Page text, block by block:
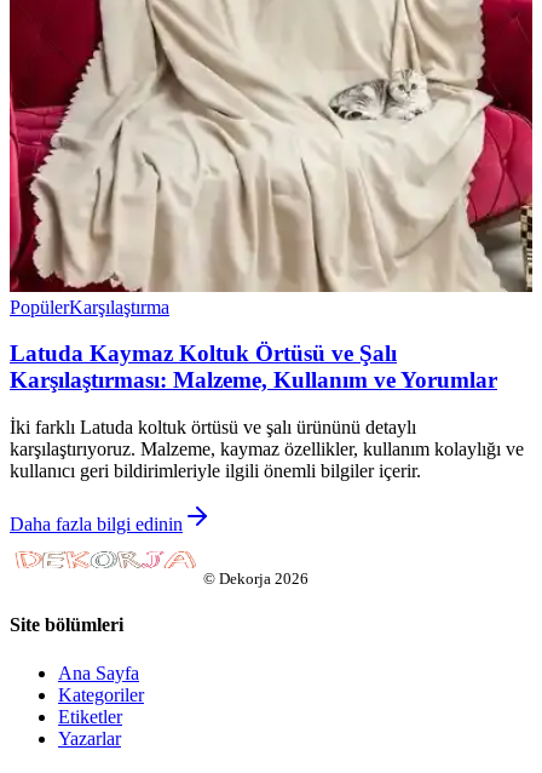
PopülerKarşılaştırma
Latuda Kaymaz Koltuk Örtüsü ve Şalı
Karşılaştırması: Malzeme, Kullanım ve Yorumlar
İki farklı Latuda koltuk örtüsü ve şalı ürününü detaylı
karşılaştırıyoruz. Malzeme, kaymaz özellikler, kullanım kolaylığı ve
kullanıcı geri bildirimleriyle ilgili önemli bilgiler içerir.
Daha fazla bilgi edinin
© Dekorja 2026
Site bölümleri
Ana Sayfa
Kategoriler
Etiketler
Yazarlar